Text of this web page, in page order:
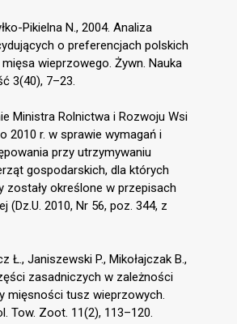
Pikielna N., 2004. Analiza
o preferencjach polskich
wieprzowego. Żywn. Nauka
3(40), 7–23.
Ministra Rolnictwa i Rozwoju Wsi
2010 r. w sprawie wymagań i
przy utrzymywaniu
gospodarskich, dla których
zostały określone w przepisach
(Dz.U. 2010, Nr 56, poz. 344, z
Ł., Janiszewski P., Mikołajczak B.,
zasadniczych w zależności
mięsności tusz wieprzowych.
Tow. Zoot. 11(2), 113–120.